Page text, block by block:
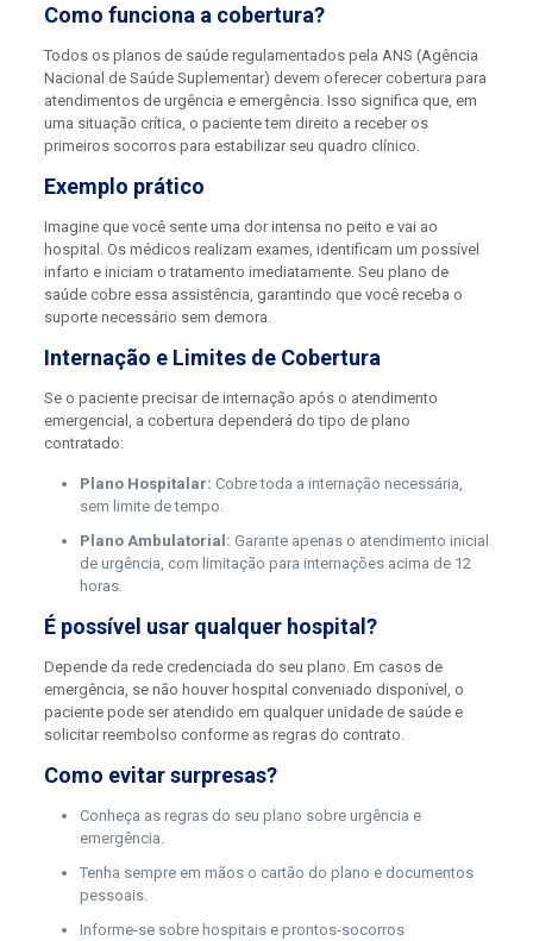
Como funciona a cobertura?
Todos os planos de saúde regulamentados pela ANS (Agência
Nacional de Saúde Suplementar) devem oferecer cobertura para
atendimentos de urgência e emergência. Isso significa que, em
uma situação crítica, o paciente tem direito a receber os
primeiros socorros para estabilizar seu quadro clínico.
Exemplo prático
Imagine que você sente uma dor intensa no peito e vai ao
hospital. Os médicos realizam exames, identificam um possível
infarto e iniciam o tratamento imediatamente. Seu plano de
saúde cobre essa assistência, garantindo que você receba o
suporte necessário sem demora.
Internação e Limites de Cobertura
Se o paciente precisar de internação após o atendimento
emergencial, a cobertura dependerá do tipo de plano
contratado:
Plano Hospitalar: Cobre toda a internação necessária,
sem limite de tempo.
Plano Ambulatorial: Garante apenas o atendimento inicial
de urgência, com limitação para internações acima de 12
horas.
É possível usar qualquer hospital?
Depende da rede credenciada do seu plano. Em casos de
emergência, se não houver hospital conveniado disponível, o
paciente pode ser atendido em qualquer unidade de saúde e
solicitar reembolso conforme as regras do contrato.
Como evitar surpresas?
Conheça as regras do seu plano sobre urgência e
emergência.
Tenha sempre em mãos o cartão do plano e documentos
pessoais.
Informe-se sobre hospitais e prontos-socorros